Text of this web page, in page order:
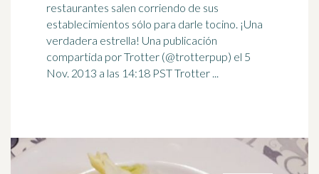
restaurantes salen corriendo de sus
establecimientos sólo para darle tocino. ¡Una
verdadera estrella! Una publicación
compartida por Trotter (@trotterpup) el 5
Nov. 2013 a las 14:18 PST Trotter ...